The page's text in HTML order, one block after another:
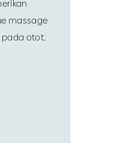
massage
otot.